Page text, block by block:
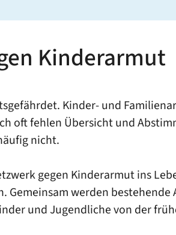
Kinderarmut
Kinder- und
oft fehlen Übersicht und
nicht.
gegen Kinderarmut ins
werden
und Jugendliche von der